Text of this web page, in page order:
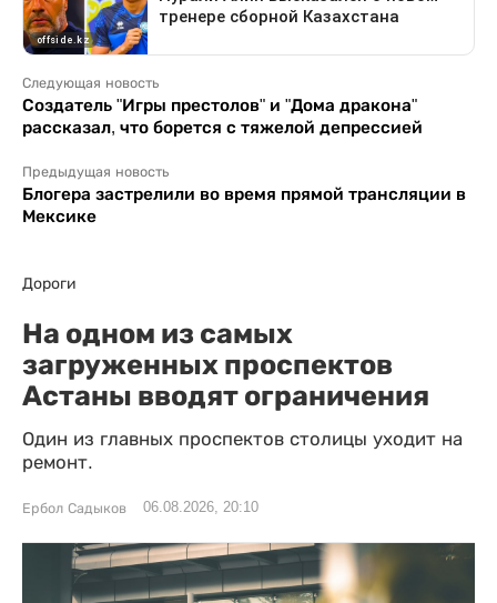
Следующая новость
Создатель "Игры престолов" и "Дома дракона"
рассказал, что борется с тяжелой депрессией
Предыдущая новость
Блогера застрелили во время прямой трансляции в
Мексике
Дороги
На одном из самых
загруженных проспектов
Астаны вводят ограничения
Один из главных проспектов столицы уходит на
ремонт.
Ербол Садыков 06.08.2026, 20:10